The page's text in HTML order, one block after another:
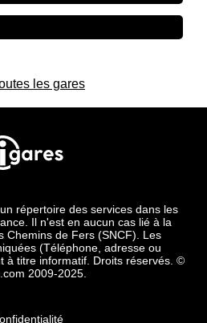
les gares
répertoire des services dans les
Il n'est en aucun cas lié à la
Chemins de Fers (SNCF). Les
(Téléphone, adresse ou
à titre informatif. Droits réservés. ©
2009-2025.